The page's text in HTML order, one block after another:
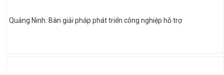
Quảng Ninh: Bàn giải pháp phát triển công nghiệp hỗ trợ